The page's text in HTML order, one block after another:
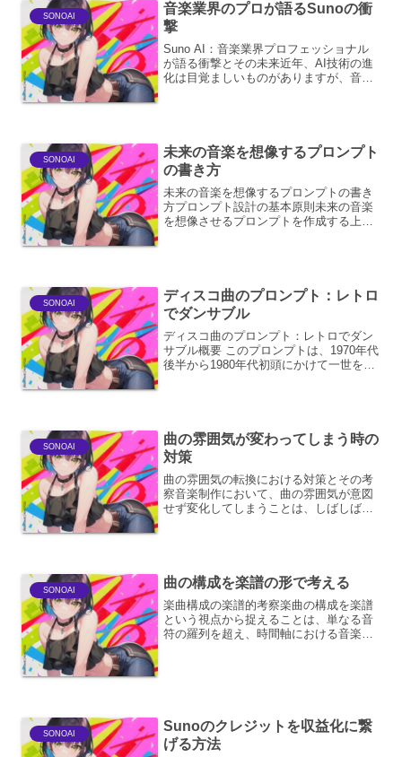
SONOAI
音楽業界のプロが語るSunoの衝
撃
Suno AI：音楽業界プロフェッショナル
が語る衝撃とその未来近年、AI技術の進
化は目覚ましいものがありますが、音楽
SONOAI
未来の音楽を想像するプロンプト
の書き方
未来の音楽を想像するプロンプトの書き
方プロンプト設計の基本原則未来の音楽
を想像させるプロンプトを作成する上
SONOAI
ディスコ曲のプロンプト：レトロ
でダンサブル
ディスコ曲のプロンプト：レトロでダン
サブル概要 このプロンプトは、1970年代
後半から1980年代初頭にかけて一世を風
SONOAI
曲の雰囲気が変わってしまう時の
対策
曲の雰囲気の転換における対策とその考
察音楽制作において、曲の雰囲気が意図
せず変化してしまうことは、しばしばク
SONOAI 曲の構成を楽譜の形で考える
楽曲構成の楽譜的考察楽曲の構成を楽譜
という視点から捉えることは、単なる音
符の羅列を超え、時間軸における音楽的
SONOAI
Sunoのクレジットを収益化に繋
げる方法